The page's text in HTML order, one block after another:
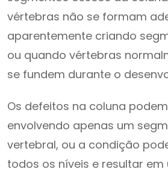
vértebras não se formam
aparentemente criando
ou quando vértebras
se fundem durante o
Os defeitos na coluna
envolvendo apenas um
vertebral, ou a condição
todos os níveis e resultar em